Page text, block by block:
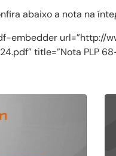
abaixo a nota na
embedder url=”http://
title=”Nota PLP